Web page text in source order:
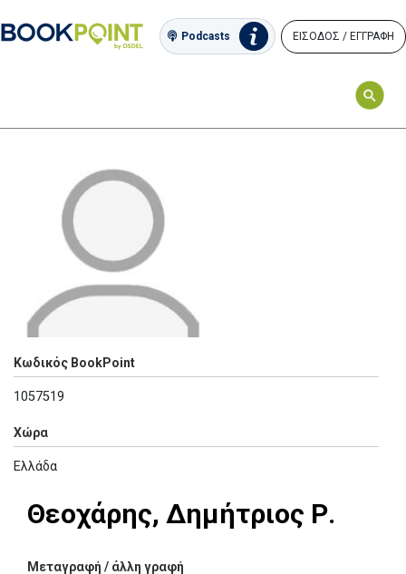
Podcasts ΕΙΣΟΔΟΣ / ΕΓΓΡΑΦΗ
Κωδικός BookPoint
1057519
Χώρα
Ελλάδα
Θεοχάρης, Δημήτριος Ρ.
Μεταγραφή / άλλη γραφή